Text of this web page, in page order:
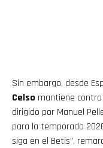
Sin embargo, desde
Celso mantiene
dirigido por Manuel
para la temporada
siga en el Betis”,